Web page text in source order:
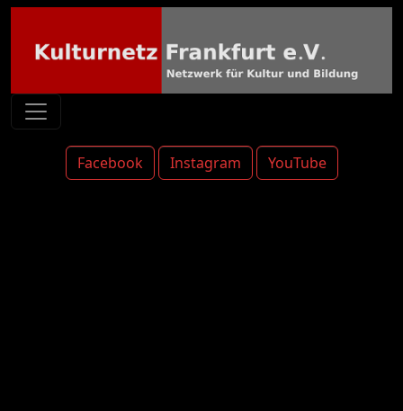
Facebook Instagram YouTube